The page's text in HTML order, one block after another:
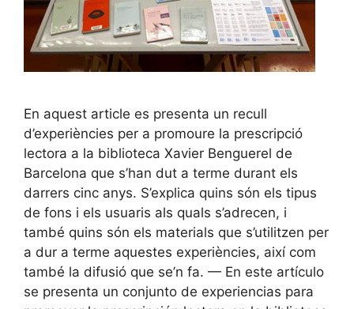
En aquest article es presenta un recull
d’experiències per a promoure la prescripció
lectora a la biblioteca Xavier Benguerel de
Barcelona que s’han dut a terme durant els
darrers cinc anys. S’explica quins són els tipus
de fons i els usuaris als quals s’adrecen, i
també quins són els materials que s’utilitzen per
a dur a terme aquestes experiències, així com
també la difusió que se’n fa. — En este artículo
se presenta un conjunto de experiencias para